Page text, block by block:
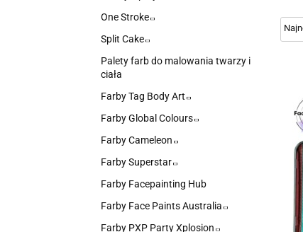
One Stroke
Split Cake
Palety farb do malowania twarzy i
ciała
Farby Tag Body Art
Farby Global Colours
Farby Cameleon
Farby Superstar
Farby Facepainting Hub
Farby Face Paints Australia
Farby PXP Party Xplosion